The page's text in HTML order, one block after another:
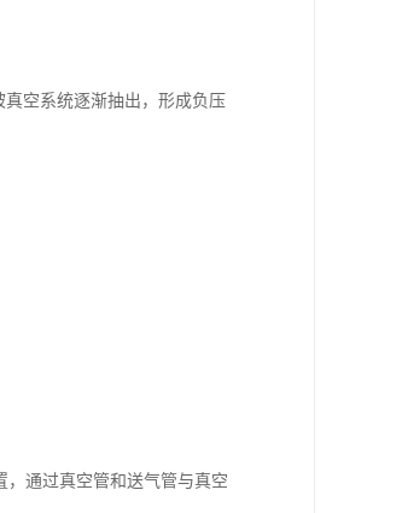
空系统逐渐抽出，形成负压
，通过真空管和送气管与真空